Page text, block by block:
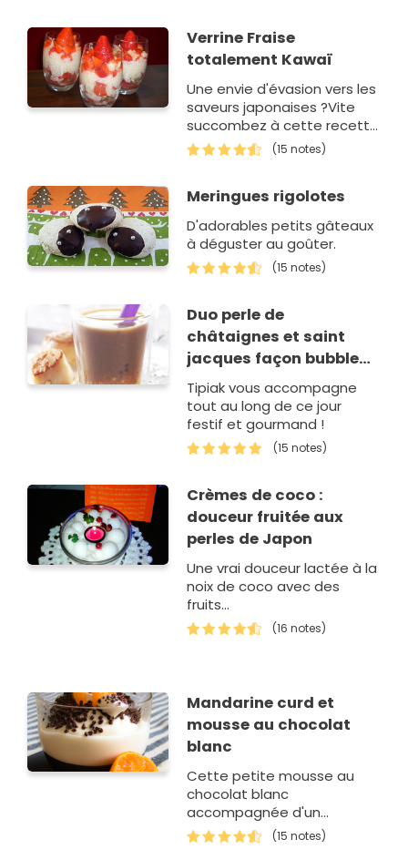
Verrine Fraise
totalement Kawaï
Une envie d'évasion vers les
saveurs japonaises ?Vite
succombez à cette recette
kawaï !
(15 notes)
Meringues rigolotes
D'adorables petits gâteaux
à déguster au goûter.
(15 notes)
Duo perle de
châtaignes et saint
jacques façon bubble
Tea
Tipiak vous accompagne
tout au long de ce jour
festif et gourmand !
(15 notes)
Crèmes de coco :
douceur fruitée aux
perles de Japon
Une vrai douceur lactée à la
noix de coco avec des
fruits...
(16 notes)
Mandarine curd et
mousse au chocolat
blanc
Cette petite mousse au
chocolat blanc
accompagnée d'un
mandarine curd a le mérite
d'être légère, onctueuse et
(15 notes)